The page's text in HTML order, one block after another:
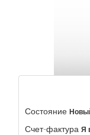
Состояние
Счет-фактура Я